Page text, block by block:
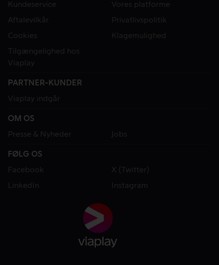
Kundeservice
Vores platforme
Aftalevilkår
Privatlivspolitik
Cookies
Klagemulighed
Tilgængelighed hos
Viaplay
PARTNER-KUNDER
Viaplay indgår
OM OS
Presse & Nyheder
Jobs
FØLG OS
Facebook
X (Twitter)
LinkedIn
Instagram